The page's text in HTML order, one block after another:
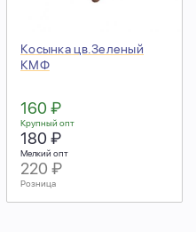
Косынка цв.Зеленый
КМФ
160 ₽
Крупный опт
180 ₽
Мелкий опт
220 ₽
Розница